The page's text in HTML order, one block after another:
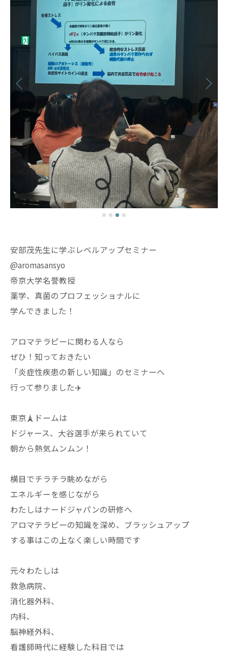
安部茂先生に学ぶレベルアップセミナー
@aromasansyo
帝京大学名誉教授
薬学、真菌のプロフェッショナルに
学んできました！
アロマテラピーに関わる人なら
ぜひ！知っておきたい
「炎症性疾患の新しい知識」のセミナーへ
行って参りました✈️
東京🗼ドームは
ドジャース、大谷選手が来られていて
朝から熱気ムンムン！
横目でチラチラ眺めながら
エネルギーを感じながら
わたしはナードジャパンの研修へ
アロマテラピーの知識を深め、ブラッシュアップ
する事はこの上なく楽しい時間です
元々わたしは
救急病院、
消化器外科、
内科、
脳神経外科、
看護師時代に経験した科目では